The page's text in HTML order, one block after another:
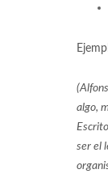
algo,
ser el